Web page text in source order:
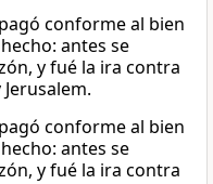
conforme al bien
antes se
y fué la ira contra
conforme al bien
antes se
y fué la ira contra